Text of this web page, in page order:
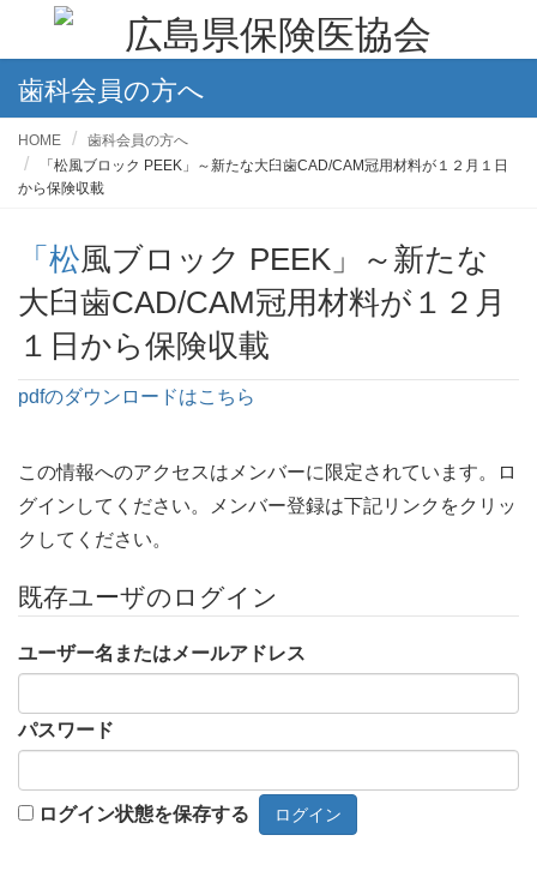
歯科会員の方へ
HOME
歯科会員の方へ
「松風ブロック PEEK」～新たな大臼歯CAD/CAM冠用材料が１２月１日
から保険収載
「松風ブロック PEEK」～新たな
大臼歯CAD/CAM冠用材料が１２月
１日から保険収載
pdfのダウンロードはこちら
この情報へのアクセスはメンバーに限定されています。ロ
グインしてください。メンバー登録は下記リンクをクリッ
クしてください。
既存ユーザのログイン
ユーザー名またはメールアドレス
パスワード
ログイン状態を保存する